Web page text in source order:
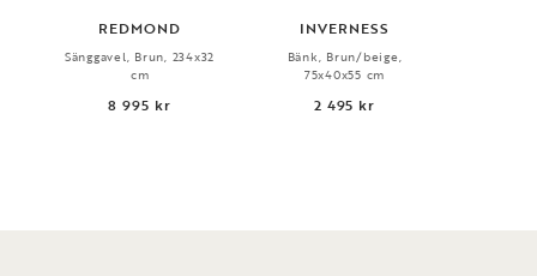
REDMOND
Sänggavel, Brun, 234x32
cm
8 995 kr
INVERNESS
Bänk, Brun/beige,
75x40x55 cm
2 495 kr